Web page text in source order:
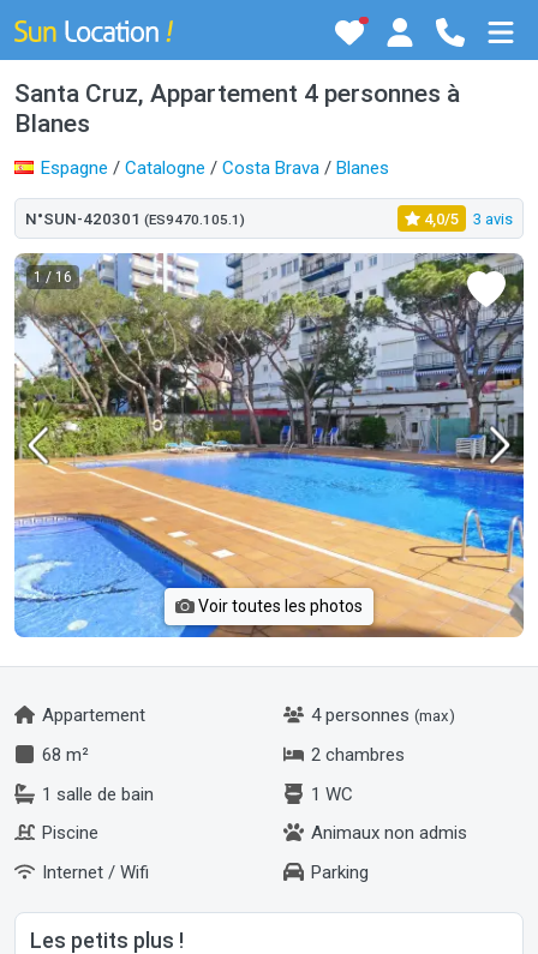
Santa Cruz, Appartement 4 personnes à
Blanes
Espagne / Catalogne / Costa Brava / Blanes
N°SUN-420301 (ES9470.105.1) 4,0/5 3 avis
1/ 16
Voir toutes les photos
Appartement 4 personnes (max)
68 m²
2 chambres
1 salle de bain
1 WC
Piscine
Animaux non admis
Internet / Wifi
Parking
Les petits plus !